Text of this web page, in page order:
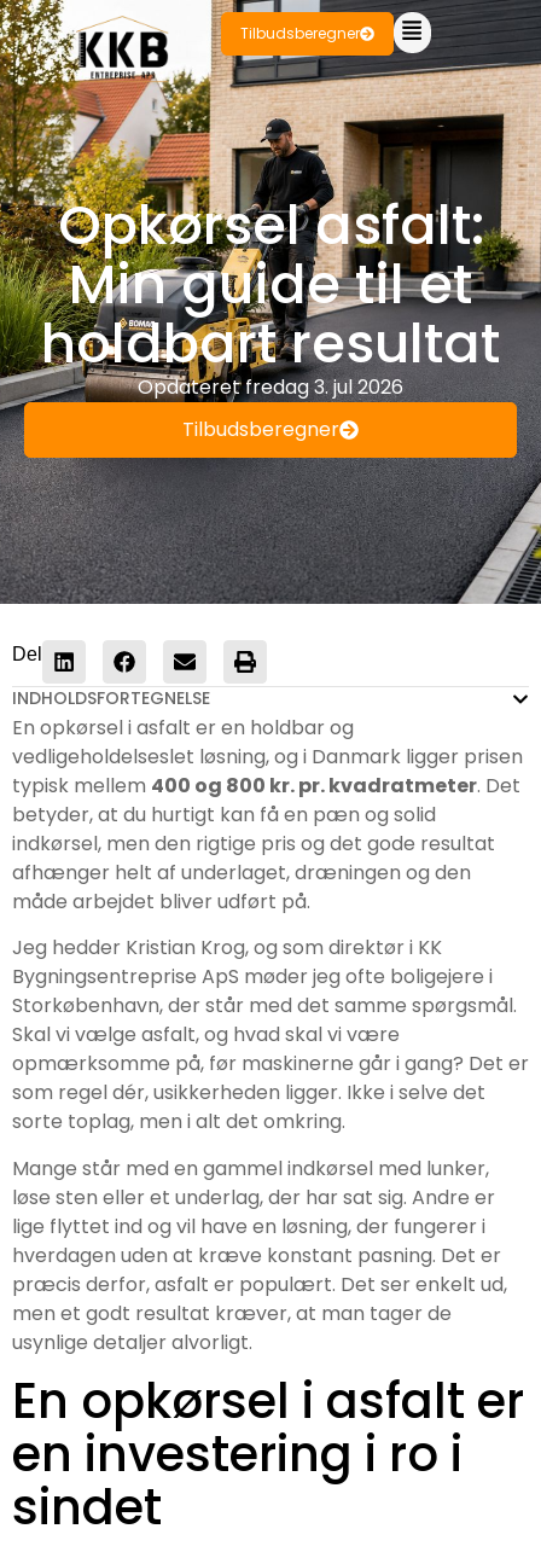
Tilbudsberegner
Opkørsel asfalt:
Min guide til et
holdbart resultat
Opdateretfredag 3. jul 2026
Tilbudsberegner
Del
INDHOLDSFORTEGNELSE
En opkørsel i asfalt er en holdbar og
vedligeholdelseslet løsning, og i Danmark ligger prisen
typisk mellem 400 og 800 kr. pr. kvadratmeter. Det
betyder, at du hurtigt kan få en pæn og solid
indkørsel, men den rigtige pris og det gode resultat
afhænger helt af underlaget, dræningen og den
måde arbejdet bliver udført på.
Jeg hedder Kristian Krog, og som direktør i KK
Bygningsentreprise ApS møder jeg ofte boligejere i
Storkøbenhavn, der står med det samme spørgsmål.
Skal vi vælge asfalt, og hvad skal vi være
opmærksomme på, før maskinerne går i gang? Det er
som regel dér, usikkerheden ligger. Ikke i selve det
sorte toplag, men i alt det omkring.
Mange står med en gammel indkørsel med lunker,
løse sten eller et underlag, der har sat sig. Andre er
lige flyttet ind og vil have en løsning, der fungerer i
hverdagen uden at kræve konstant pasning. Det er
præcis derfor, asfalt er populært. Det ser enkelt ud,
men et godt resultat kræver, at man tager de
usynlige detaljer alvorligt.
En opkørsel i asfalt er
en investering i ro i
sindet